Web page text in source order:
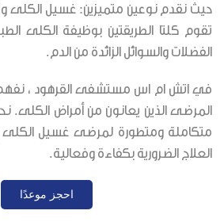
حيث نقدم نوعين متميزين: غسيل الكلى
تقوم كلتا الطريقتين بوظيفة الكلى
الفضلات والسوائل الزائدة من الدم.
في اتش ام اس مستشفى القرهود ، نفهم
المرضى الذين يعانون من أمراض الكلى.
متكاملة ومتطورة لمرضى غسيل الكلى
العلاج الضرورية بكفاءة وفعالية.
احجز موعدًا